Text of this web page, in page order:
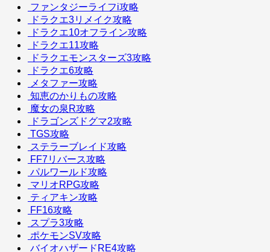
ファンタジーライフi攻略
ドラクエ3リメイク攻略
ドラクエ10オフライン攻略
ドラクエ11攻略
ドラクエモンスターズ3攻略
ドラクエ6攻略
メタファー攻略
知恵のかりもの攻略
魔女の泉R攻略
ドラゴンズドグマ2攻略
TGS攻略
ステラーブレイド攻略
FF7リバース攻略
パルワールド攻略
マリオRPG攻略
ティアキン攻略
FF16攻略
スプラ3攻略
ポケモンSV攻略
バイオハザードRE4攻略